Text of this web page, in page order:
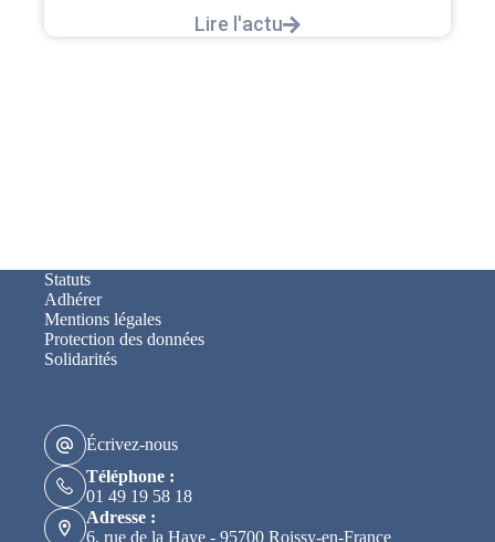
Lire l'actu
Statuts
Adhérer
Mentions légales
Protection des données
Solidarités
Écrivez-nous
Téléphone :
01 49 19 58 18
Adresse :
6, rue de la Haye - 95700 Roissy-en-France